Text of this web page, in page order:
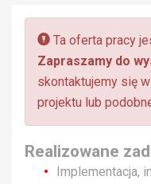
Ta oferta pracy
Zapraszamy do
skontaktujemy się
projektu lub
Realizowane
Implementacja,